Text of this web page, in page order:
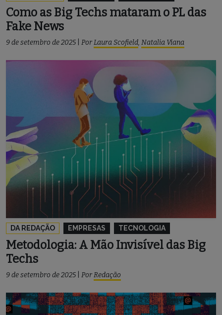
Como as Big Techs mataram o PL das
Fake News
9 de setembro de 2025 PorLaura Scofield, Natalia Viana
DA REDAÇÃO EMPRESAS TECNOLOGIA
Metodologia: A Mão Invisível das Big
Techs
9 de setembro de 2025 PorRedação